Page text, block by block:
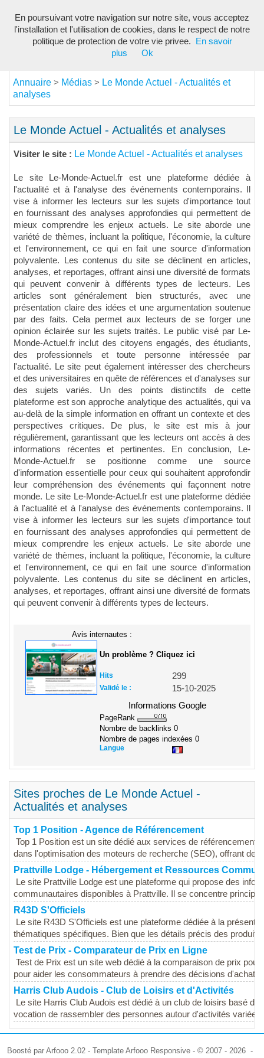
Annuaire > Médias > Le Monde Actuel - Actualités et
analyses
Le Monde Actuel - Actualités et analyses
Visiter le site : Le Monde Actuel - Actualités et analyses
Le site Le-Monde-Actuel.fr est une plateforme dédiée à
l'actualité et à l'analyse des événements contemporains. Il
vise à informer les lecteurs sur les sujets d'importance tout
en fournissant des analyses approfondies qui permettent de
mieux comprendre les enjeux actuels. Le site aborde une
variété de thèmes, incluant la politique, l'économie, la culture
et l'environnement, ce qui en fait une source d'information
polyvalente. Les contenus du site se déclinent en articles,
analyses, et reportages, offrant ainsi une diversité de formats
qui peuvent convenir à différents types de lecteurs. Les
articles sont généralement bien structurés, avec une
présentation claire des idées et une argumentation soutenue
par des faits. Cela permet aux lecteurs de se forger une
opinion éclairée sur les sujets traités. Le public visé par Le-
Monde-Actuel.fr inclut des citoyens engagés, des étudiants,
des professionnels et toute personne intéressée par
l'actualité. Le site peut également intéresser des chercheurs
et des universitaires en quête de références et d'analyses sur
des sujets variés. Un des points distinctifs de cette
plateforme est son approche analytique des actualités, qui va
au-delà de la simple information en offrant un contexte et des
perspectives critiques. De plus, le site est mis à jour
régulièrement, garantissant que les lecteurs ont accès à des
informations récentes et pertinentes. En conclusion, Le-
Monde-Actuel.fr se positionne comme une source
d'information essentielle pour ceux qui souhaitent approfondir
leur compréhension des événements qui façonnent notre
monde. Le site Le-Monde-Actuel.fr est une plateforme dédiée
à l'actualité et à l'analyse des événements contemporains. Il
vise à informer les lecteurs sur les sujets d'importance tout
en fournissant des analyses approfondies qui permettent de
mieux comprendre les enjeux actuels. Le site aborde une
variété de thèmes, incluant la politique, l'économie, la culture
et l'environnement, ce qui en fait une source d'information
polyvalente. Les contenus du site se déclinent en articles,
analyses, et reportages, offrant ainsi une diversité de formats
qui peuvent convenir à différents types de lecteurs.
Avis internautes :
Un problème ? Cliquez ici
Hits 299
Validé le :
15-10-2025
Informations Google
PageRank
Nombre de backlinks 0
Nombre de pages indexées 0
Langue
Sites proches de Le Monde Actuel -
Actualités et analyses
Top 1 Position - Agence de Référencement
Top 1 Position est un site dédié aux services de référencement
dans l'optimisation des moteurs de recherche (SEO), offrant des
Prattville Lodge - Hébergement et Ressources
Le site Prattville Lodge est une plateforme qui propose des
communautaires disponibles à Prattville. Il se concentre
R43D S'Officiels
Le site R43D S'Officiels est une plateforme dédiée à la
thématiques spécifiques. Bien que les détails précis des
Test de Prix - Comparateur de Prix en Ligne
Test de Prix est un site web dédié à la comparaison de prix
pour aider les consommateurs à prendre des décisions d'achat
Harris Club Audois - Club de Loisirs et d'Activités
Le site Harris Club Audois est dédié à un club de loisirs basé
vocation de rassembler des personnes autour d'activités
Boosté par Arfooo 2.02 - Template Arfooo Responsive - © 2007 - 2026 -
En poursuivant votre navigation sur notre site, vous acceptez
l'installation et l'utilisation de cookies, dans le respect de notre
politique de protection de votre vie privee.
En savoir
plus
Ok